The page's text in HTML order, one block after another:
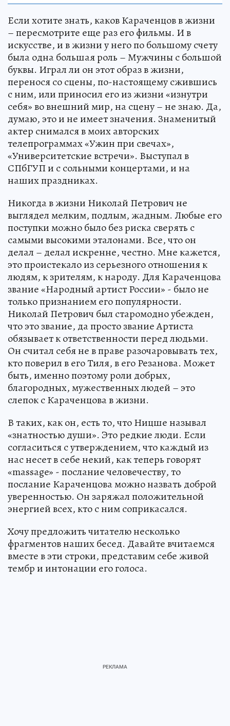
Если хотите знать, каков Караченцов в жизни
– пересмотрите еще раз его фильмы. И в
искусстве, и в жизни у него по большому счету
была одна большая роль – Мужчины с большой
буквы. Играл ли он этот образ в жизни,
перенося со сцены, по-настоящему сжившись
с ним, или приносил его из жизни «изнутри
себя» во внешний мир, на сцену – не знаю. Да,
думаю, это и не имеет значения. Знаменитый
актер снимался в моих авторских
телепрограммах «Ужин при свечах»,
«Университетские встречи». Выступал в
СПбГУП и с сольными концертами, и на
наших праздниках.
Никогда в жизни Николай Петрович не
выглядел мелким, подлым, жадным. Любые его
поступки можно было без риска сверять с
самыми высокими эталонами. Все, что он
делал – делал искренне, честно. Мне кажется,
это проистекало из серьезного отношения к
людям, к зрителям, к народу. Для Караченцова
звание «Народный артист России» - было не
только признанием его популярности.
Николай Петрович был старомодно убежден,
что это звание, да просто звание Артиста
обязывает к ответственности перед людьми.
Он считал себя не в праве разочаровывать тех,
кто поверил в его Тиля, в его Резанова. Может
быть, именно поэтому роли добрых,
благородных, мужественных людей – это
слепок с Караченцова в жизни.
В таких, как он, есть то, что Ницше называл
«знатностью души». Это редкие люди. Если
согласиться с утверждением, что каждый из
нас несет в себе некий, как теперь говорят
«massage» - послание человечеству, то
послание Караченцова можно назвать доброй
уверенностью. Он заряжал положительной
энергией всех, кто с ним соприкасался.
Хочу предложить читателю несколько
фрагментов наших бесед. Давайте вчитаемся
вместе в эти строки, представим себе живой
тембр и интонации его голоса.